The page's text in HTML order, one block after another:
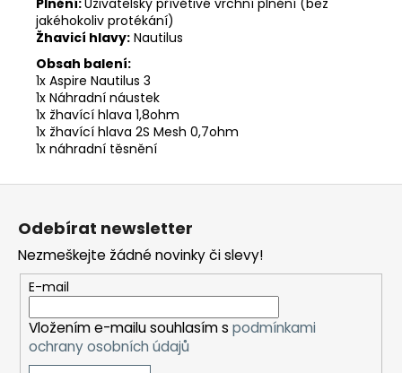
Plnění:Uživatelsky přívětivé vrchní plnění (bez
jakéhokoliv protékání)
Žhavicí hlavy: Nautilus
Obsah balení:
1x Aspire Nautilus 3
1x Náhradní náustek
1x žhavící hlava 1,8ohm
1x žhavící hlava 2S Mesh 0,7ohm
1x náhradní těsnění
Odebírat newsletter
Nezmeškejte žádné novinky či slevy!
E-mail
Vložením e-mailu souhlasím s podmínkami
ochrany osobních údajů